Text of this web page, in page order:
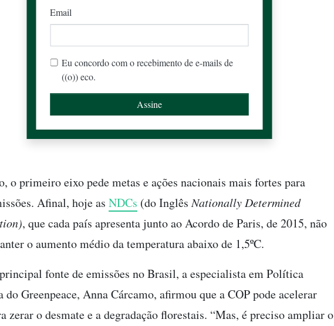
Email
Eu concordo com o recebimento de e-mails de
((o)) eco.
o primeiro eixo pede metas e ações nacionais mais fortes para
Afinal, hoje as NDCs (do InglêsNationally Determined
, que cada país apresenta junto ao Acordo de Paris, de 2015, não
o aumento médio da temperatura abaixo de 1,5ºC.
fonte de emissões no Brasil, a especialista em Política
Greenpeace, Anna Cárcamo, afirmou que a COP pode acelerar
zerar o desmate e a degradação florestais. “Mas, é preciso ampliar o